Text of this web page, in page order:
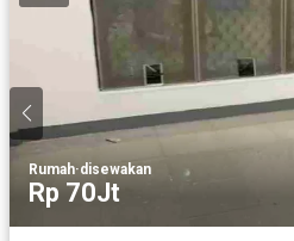
Rumah·disewakan
Rp 70Jt